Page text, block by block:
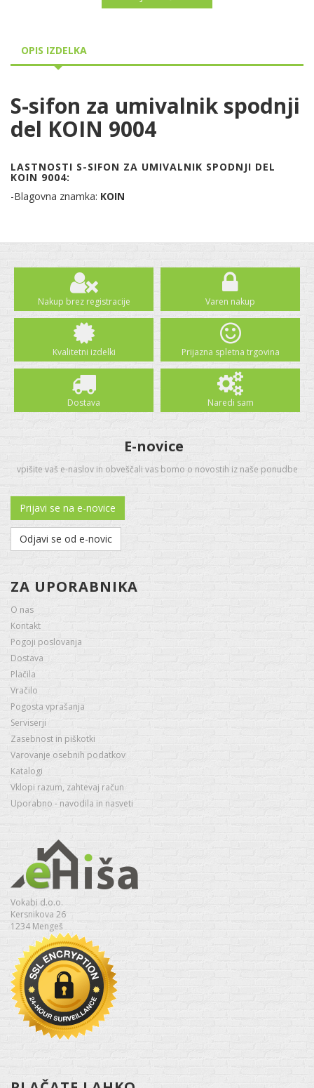
OPIS IZDELKA
S-sifon za umivalnik spodnji
del KOIN 9004
LASTNOSTI S-SIFON ZA UMIVALNIK SPODNJI DEL
KOIN 9004:
-Blagovna znamka: KOIN
Nakup brez registracije Varen nakup
Kvalitetni izdelki Prijazna spletna trgovina
Dostava Naredi sam
E-novice
vpišite vaš e-naslov in obveščali vas bomo o novostih iz naše ponudbe
Prijavi se na e-novice
Odjavi se od e-novic
ZA UPORABNIKA
O nas
Kontakt
Pogoji poslovanja
Dostava
Plačila
Vračilo
Pogosta vprašanja
Serviserji
Zasebnost in piškotki
Varovanje osebnih podatkov
Katalogi
Vklopi razum, zahtevaj račun
Uporabno - navodila in nasveti
Vokabi d.o.o.
Kersnikova 26
1234 Mengeš